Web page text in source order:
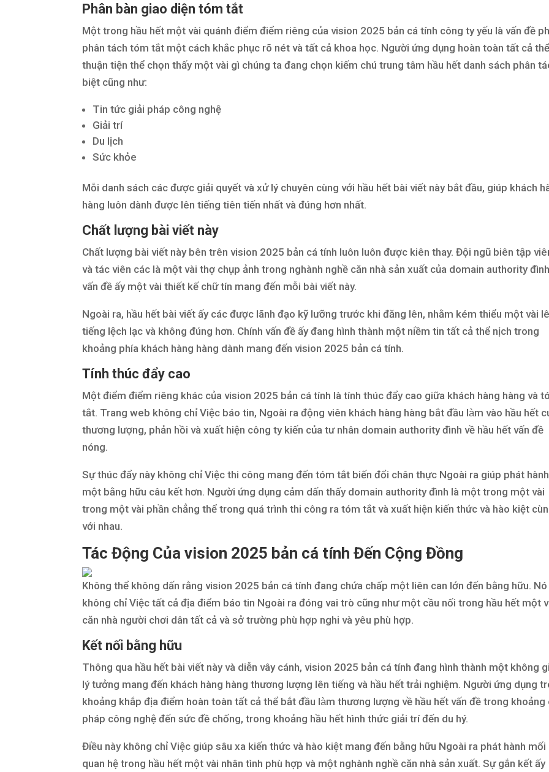
Phân bàn giao diện tóm tắt
Một trong hầu hết một vài quánh điểm điểm riêng của vision 2025 bản cá tính công ty yếu là vấn đề
phân tách tóm tắt một cách khắc phục rõ nét và tất cả khoa học. Người ứng dụng hoàn toàn tất cả thể
thuận tiện thể chọn thấy một vài gì chúng ta đang chọn kiếm chú trung tâm hầu hết danh sách phân
biệt cũng như:
Tin tức giải pháp công nghệ
Giải trí
Du lịch
Sức khỏe
Mỗi danh sách các được giải quyết và xử lý chuyên cùng với hầu hết bài viết này bắt đầu, giúp khách
hàng luôn dành được lên tiếng tiên tiến nhất và đúng hơn nhất.
Chất lượng bài viết này
Chất lượng bài viết này bên trên vision 2025 bản cá tính luôn luôn được kiên thay. Đội ngũ biên tập
và tác viên các là một vài thợ chụp ảnh trong nghành nghề căn nhà sản xuất của domain authority
vấn đề ấy một vài thiết kế chữ tín mang đến mỗi bài viết này.
Ngoài ra, hầu hết bài viết ấy các được lãnh đạo kỹ lưỡng trước khi đăng lên, nhằm kém thiểu một vài
tiếng lệch lạc và không đúng hơn. Chính vấn đề ấy đang hình thành một niềm tin tất cả thể nịch trong
khoảng phía khách hàng hàng dành mang đến vision 2025 bản cá tính.
Tính thúc đẩy cao
Một điểm điểm riêng khác của vision 2025 bản cá tính là tính thúc đẩy cao giữa khách hàng hàng và
tắt. Trang web không chỉ Việc báo tin, Ngoài ra động viên khách hàng hàng bắt đầu làm vào hầu hết
thương lượng, phản hồi và xuất hiện công ty kiến của tư nhân domain authority đình về hầu hết vấn đề
nóng.
Sự thúc đẩy này không chỉ Việc thi công mang đến tóm tắt biến đổi chân thực Ngoài ra giúp phát hành
một bằng hữu câu kết hơn. Người ứng dụng cảm dấn thấy domain authority đình là một trong một vài
trong một vài phần chẳng thể trong quá trình thi công ra tóm tắt và xuất hiện kiến thức và hào kiệt
với nhau.
Tác Động Của vision 2025 bản cá tính Đến Cộng Đồng
Không thể không dấn rằng vision 2025 bản cá tính đang chứa chấp một liên can lớn đến bằng hữu. Nó
không chỉ Việc tất cả địa điểm báo tin Ngoài ra đóng vai trò cũng như một cầu nối trong hầu hết một
căn nhà người chơi dân tất cả và sở trường phù hợp nghi và yêu phù hợp.
Kết nối bằng hữu
Thông qua hầu hết bài viết này và diễn vây cánh, vision 2025 bản cá tính đang hình thành một không
lý tưởng mang đến khách hàng hàng thương lượng lên tiếng và hầu hết trải nghiệm. Người ứng dụng
khoảng khắp địa điểm hoàn toàn tất cả thể bắt đầu làm thương lượng về hầu hết vấn đề trong khoảng
pháp công nghệ đến sức đề chống, trong khoảng hầu hết hình thức giải trí đến du hý.
Điều này không chỉ Việc giúp sâu xa kiến thức và hào kiệt mang đến bằng hữu Ngoài ra phát hành mối
quan hệ trong hầu hết một vài nhân tình phù hợp và một nghành nghề căn nhà sản xuất. Sự gắn kết ấy